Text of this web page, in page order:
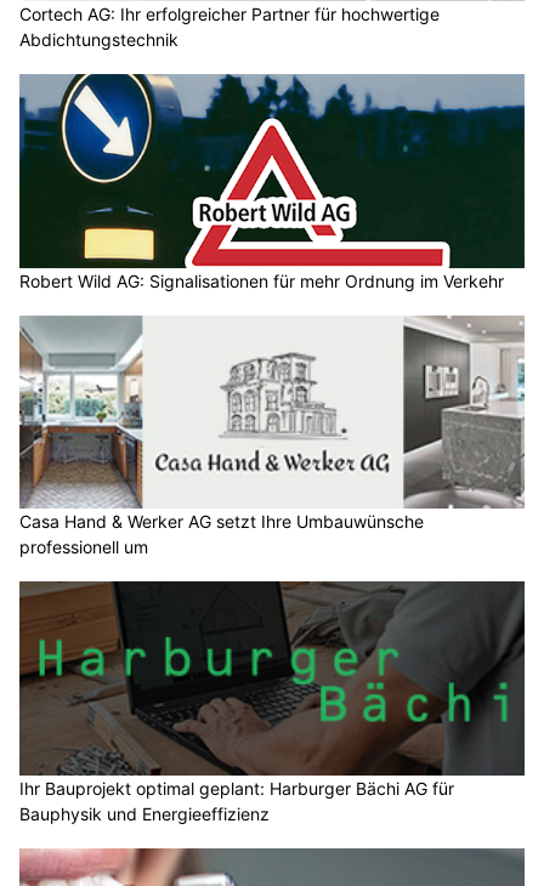
Cortech AG: Ihr erfolgreicher Partner für hochwertige
Abdichtungstechnik
Robert Wild AG: Signalisationen für mehr Ordnung im Verkehr
Casa Hand & Werker AG setzt Ihre Umbauwünsche
professionell um
Ihr Bauprojekt optimal geplant: Harburger Bächi AG für
Bauphysik und Energieeffizienz